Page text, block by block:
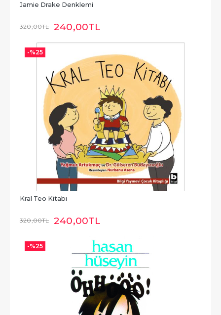
Jamie Drake Denklemi
320,00TL 240,00TL
-%25
Kral Teo Kitabı
320,00TL 240,00TL
-%25